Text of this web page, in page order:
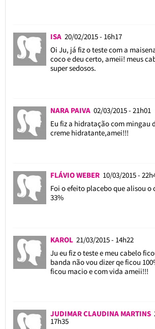
ISA 20/02/2015 - 16h17
Oi Ju, já fiz o teste com a
coco e deu certo, ameii! meus
super sedosos.
NARA PAIVA 02/03/2015 - 21h01
Eu fiz a hidratação com mingau
creme hidratante,amei!!!
FLÁVIO WEBER 10/03/2015 -
Foi o efeito placebo que alisou o
33%
KAROL 21/03/2015 - 14h22
Ju eu fiz o teste e meu cabelo
banda não vou dizer qe ficou
ficou macio e com vida ameii!!!
JUDIMAR CLAUDINA MARTINS
17h35